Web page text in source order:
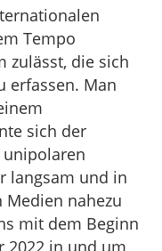
Tempo
zulässt, die sich
erfassen. Man
sich der
unipolaren
langsam und in
nahezu
mit dem Beginn
2022 in und um